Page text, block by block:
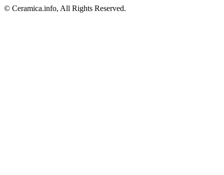
© Ceramica.info, All Rights Reserved.